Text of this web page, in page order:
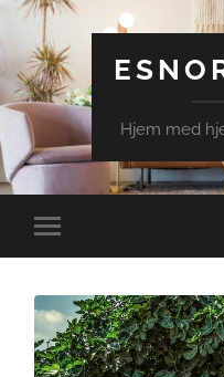
Hjem med
Toggle
mobile